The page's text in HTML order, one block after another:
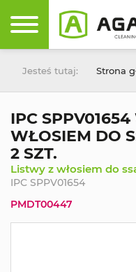
Jesteś tutaj: Strona
IPC
WŁOSIEM DO
2 SZT.
Listwy z włosiem do
IPC SPPV01654
PMDT00447